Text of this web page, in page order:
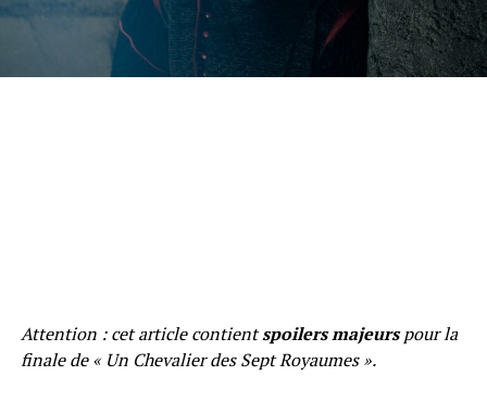
Attention : cet article contientspoilers majeurspour la
finale de « Un Chevalier des Sept Royaumes ».